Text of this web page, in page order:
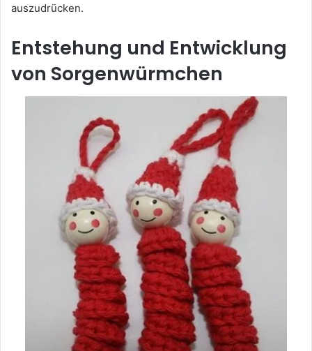
auszudrücken.
Entstehung und Entwicklung
von Sorgenwürmchen